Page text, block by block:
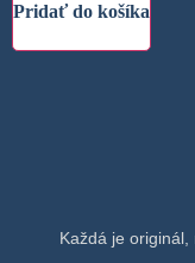
Pridať do košíka
Každá je